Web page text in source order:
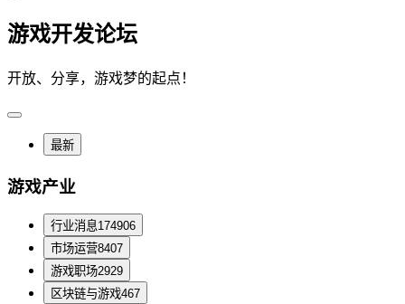
游戏开发论坛
开放、分享，游戏梦的起点！
最新
游戏产业
行业消息174906
市场运营8407
游戏职场2929
区块链与游戏467